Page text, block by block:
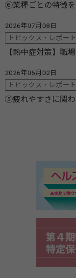
⑥業種ごとの特徴を
2026年07月08日
トピックス・レポート
【熱中症対策】職
2026年06月02日
トピックス・レポート
⑤疲れやすさに関